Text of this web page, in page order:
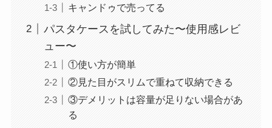
キャンドゥで売ってる
パスタケースを試してみた〜使用感レビ
ュー〜
①使い方が簡単
②見た目がスリムで重ねて収納できる
③デメリットは容量が足りない場合があ
る